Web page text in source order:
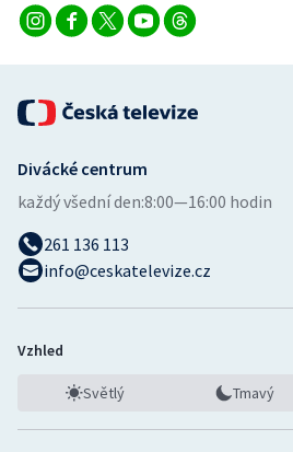
Plavání
Plážový volejbal
Ragby
Rychlobruslení
Short track
Stolní tenis
Triatlon
Divácké centrum
každý všední den:8:00—16:00 hodin
261 136 113
info@ceskatelevize.cz
Vzhled
Světlý Tmavý